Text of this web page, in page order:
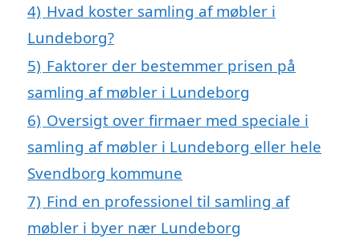
4) Hvad koster samling af møbler i
Lundeborg?
5) Faktorer der bestemmer prisen på
samling af møbler i Lundeborg
6) Oversigt over firmaer med speciale i
samling af møbler i Lundeborg eller hele
Svendborg kommune
7) Find en professionel til samling af
møbler i byer nær Lundeborg